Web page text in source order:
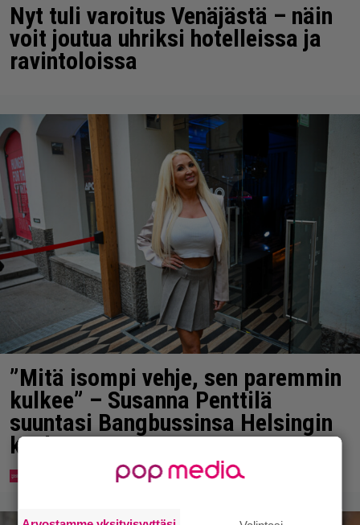
Nyt tuli varoitus Venäjästä – näin
voit joutua uhriksi hotelleissa ja
ravintoloissa
”Mitä isompi vehje, sen paremmin
kulkee” – Susanna Penttilä
suuntasi Bangbussinsa Helsingin
keskustaan